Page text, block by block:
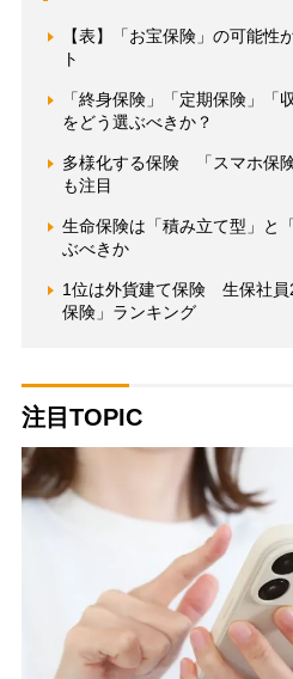
【表】「お宝保険」の可能性
ト
「終身保険」「定期保険」「
をどう選ぶべきか？
多様化する保険 「スマホ保
も注目
生命保険は「積み立て型」と
ぶべきか
1位は外貨建て保険 生保社員
保険」ランキング
注目TOPIC